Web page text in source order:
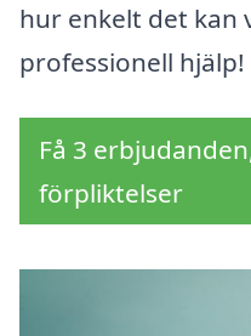
hur enkelt det kan
professionell hjälp!
Få 3
förpliktelser